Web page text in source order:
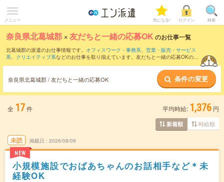
メニュー 気になる! ログイン 検索
奈良県北葛城郡 ×友だちと一緒の応募OK のお仕事一覧
北葛城郡の派遣のお仕事情報です。 オフィスワーク・事務系、 営業・販売・サービス
系、 クリエイティブ系などのお仕事を取り揃えています。友だちと一緒の応募OKの条
奈良県北葛城郡 / 友だちと一緒の応募OK 条件の変更
全 17件 平均時給: 1,376 円
新着順 時給順
未読
NEW
掲載日 2026/08/09
小規模施設でおばあちゃんのお話相手など＊未
経験OK